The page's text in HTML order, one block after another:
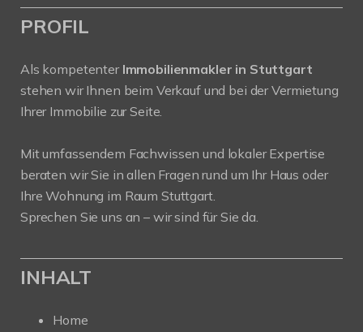
PROFIL
Als kompetenter Immobilienmakler in Stuttgart
stehen wir Ihnen beim Verkauf und bei der Vermietung
Ihrer Immobilie zur Seite.
Mit umfassendem Fachwissen und lokaler Expertise
beraten wir Sie in allen Fragen rund um Ihr Haus oder
Ihre Wohnung im Raum Stuttgart.
Sprechen Sie uns an – wir sind für Sie da.
INHALT
Home